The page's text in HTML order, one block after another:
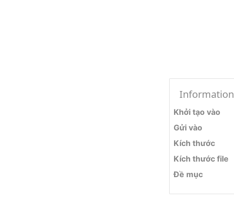
Information
Khởi tạo vào
Gửi vào
Kích thước
Kích thước file
Đề mục